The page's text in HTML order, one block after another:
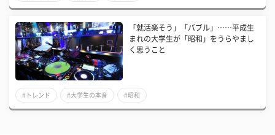
「就活楽そう」「バブル」……平成生
まれの大学生が「昭和」をうらやまし
く思うこと
#トレンド #大学生の本音 #昭和